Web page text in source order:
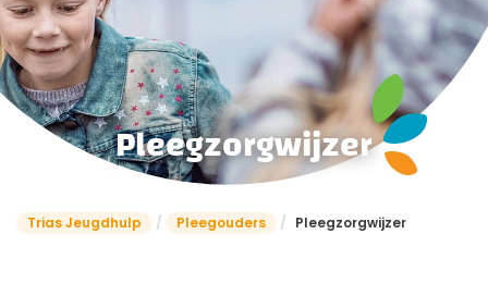
Pleegzorgwijzer
Trias Jeugdhulp / Pleegouders / Pleegzorgwijzer